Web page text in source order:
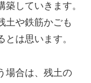
していきます。
土や鉄筋かごも
は思います。
場合は、残土の